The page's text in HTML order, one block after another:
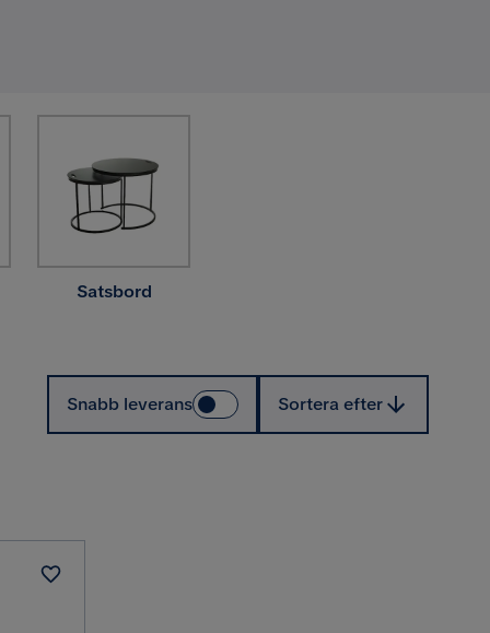
Satsbord
Snabb leverans Sortera efter